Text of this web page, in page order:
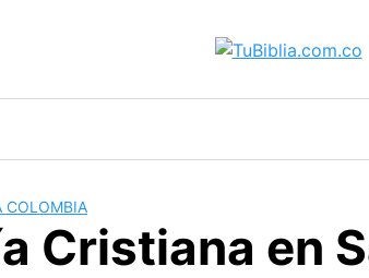
COLOMBIA
Cristiana en